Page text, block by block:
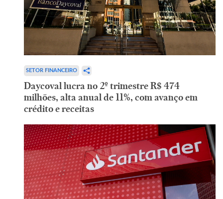
SETOR FINANCEIRO
Daycoval lucra no 2º trimestre R$ 474
milhões, alta anual de 11%, com avanço em
crédito e receitas